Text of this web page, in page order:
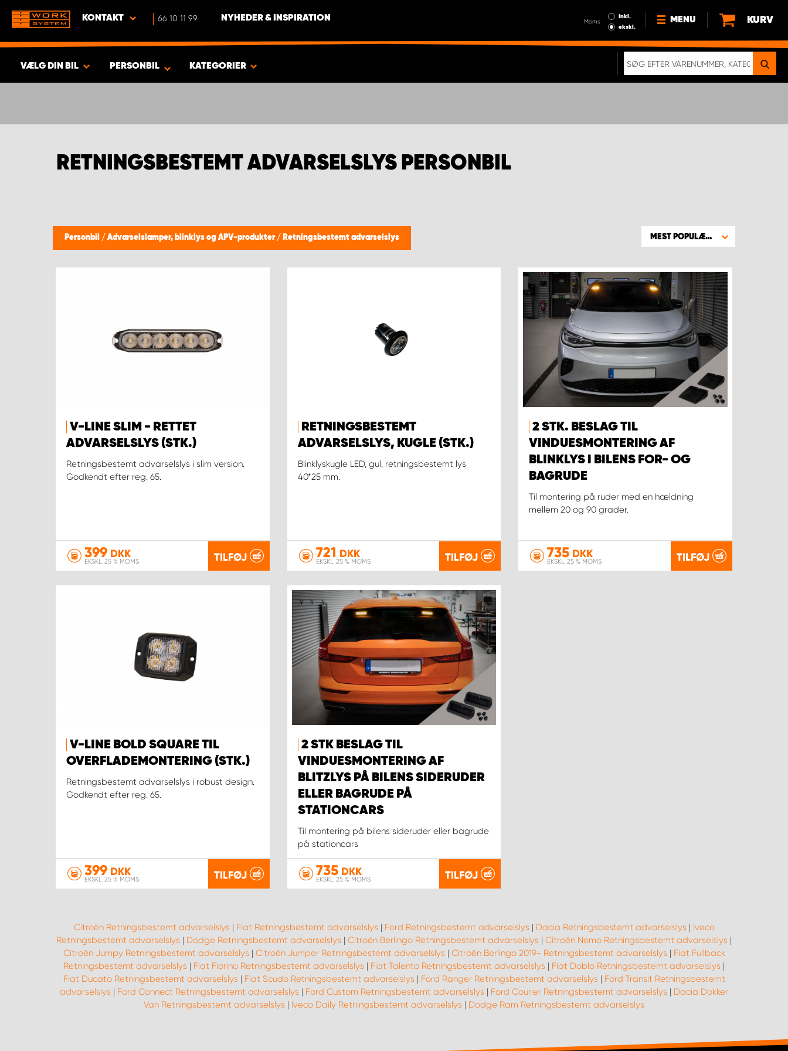
KONTAKT 66 10 11 99 NYHEDER & INSPIRATION Moms
Inkl.
ekskl.
MENU
HVORFOR VÆLGE WORK
KURV
VÆLG DIN BIL PERSONBIL KATEGORIER
RETNINGSBESTEMT ADVARSELSLYS PERSONBIL
Personbil / Advarselslamper, blinklys og APV-produkter / Retningsbestemt advarselslys MEST POPULÆRE
V-LINE SLIM - RETTET
ADVARSELSLYS (STK.)
Retningsbestemt advarselslys i slim version.
Godkendt efter reg. 65.
399 DKK
EKSKL. 25 % MOMS TILFØJ
RETNINGSBESTEMT
ADVARSELSLYS, KUGLE (STK.)
Blinklyskugle LED, gul, retningsbestemt lys
40*25 mm.
721 DKK
EKSKL. 25 % MOMS TILFØJ
2 STK. BESLAG TIL
VINDUESMONTERING AF
BLINKLYS I BILENS FOR- OG
BAGRUDE
Til montering på ruder med en hældning
mellem 20 og 90 grader.
735 DKK
EKSKL. 25 % MOMS TILFØJ
V-LINE BOLD SQUARE TIL
OVERFLADEMONTERING (STK.)
Retningsbestemt advarselslys i robust design.
Godkendt efter reg. 65.
399 DKK
EKSKL. 25 % MOMS TILFØJ
2 STK BESLAG TIL
VINDUESMONTERING AF
BLITZLYS PÅ BILENS SIDERUDER
ELLER BAGRUDE PÅ
STATIONCARS
Til montering på bilens sideruder eller bagrude
på stationcars
735DKK
EKSKL. 25 % MOMS TILFØJ
Citroën Retningsbestemt advarselslys | Fiat Retningsbestemt advarselslys | Ford Retningsbestemt advarselslys | Dacia Retningsbestemt advarselslys | Iveco
Retningsbestemt advarselslys | Dodge Retningsbestemt advarselslys | Citroën Berlingo Retningsbestemt advarselslys | Citroën Nemo Retningsbestemt advarselslys |
Citroën Jumpy Retningsbestemt advarselslys | Citroën Jumper Retningsbestemt advarselslys | Citroën Berlingo 2019- Retningsbestemt advarselslys | Fiat Fullback
Retningsbestemt advarselslys | Fiat Fiorino Retningsbestemt advarselslys | Fiat Talento Retningsbestemt advarselslys | Fiat Doblo Retningsbestemt advarselslys |
Fiat Ducato Retningsbestemt advarselslys | Fiat Scudo Retningsbestemt advarselslys | Ford Ranger Retningsbestemt advarselslys | Ford Transit Retningsbestemt
advarselslys | Ford Connect Retningsbestemt advarselslys | Ford Custom Retningsbestemt advarselslys | Ford Courier Retningsbestemt advarselslys | Dacia Dokker
Van Retningsbestemt advarselslys | Iveco Daily Retningsbestemt advarselslys | Dodge Ram Retningsbestemt advarselslys